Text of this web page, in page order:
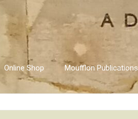
Online Shop Moufflon Publications